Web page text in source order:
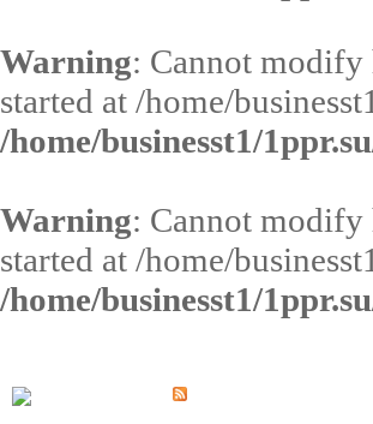
Warning: Cannot modify
started at /home/
/home/businesst1/
Warning: Cannot modify
started at /home/
/home/businesst1/